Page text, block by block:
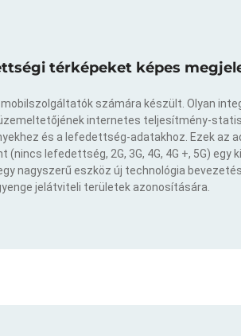
térképeket képes
mobilszolgáltatók számára készült. Olyan
internetes teljesítmény-
és a lefedettség-adatakhoz. Ezek az
lefedettség, 2G, 3G, 4G, 4G +, 5G) egy
nagyszerű eszköz új technológia
jelátviteli területek azonosítására.